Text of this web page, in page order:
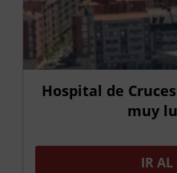
Hospital de
muy
IR AL